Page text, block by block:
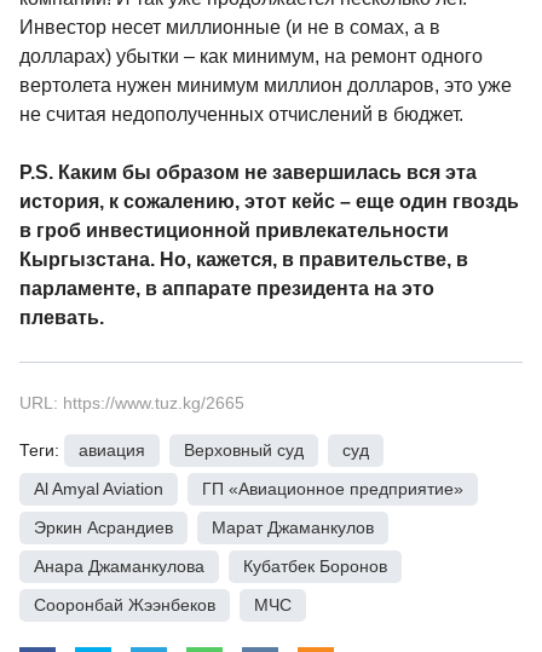
Инвестор несет миллионные (и не в сомах, а в
долларах) убытки – как минимум, на ремонт одного
вертолета нужен минимум миллион долларов, это уже
не считая недополученных отчислений в бюджет.
P.S. Каким бы образом не завершилась вся эта
история, к сожалению, этот кейс – еще один гвоздь
в гроб инвестиционной привлекательности
Кыргызстана. Но, кажется, в правительстве, в
парламенте, в аппарате президента на это
плевать.
URL: https://www.tuz.kg/2665
Теги: авиация Верховный суд суд
Al Amyal Aviation
ГП «Авиационное предприятие»
Эркин Асрандиев
Марат Джаманкулов
Анара Джаманкулова
Кубатбек Боронов
Сооронбай Жээнбеков
МЧС